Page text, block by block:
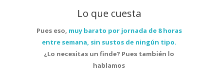
Lo que cuesta
Pues eso, muy barato por jornada de 8 horas
entre semana, sin sustos de ningún tipo.
¿Lo necesitas un finde? Pues también lo
hablamos